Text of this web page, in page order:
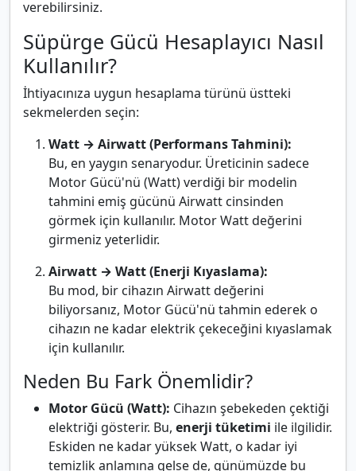
verebilirsiniz.
Süpürge Gücü Hesaplayıcı Nasıl
Kullanılır?
İhtiyacınıza uygun hesaplama türünü üstteki
sekmelerden seçin:
Watt → Airwatt (Performans Tahmini):
Bu, en yaygın senaryodur. Üreticinin sadece
Motor Gücü'nü (Watt) verdiği bir modelin
tahmini emiş gücünü Airwatt cinsinden
görmek için kullanılır. Motor Watt değerini
girmeniz yeterlidir.
Airwatt → Watt (Enerji Kıyaslama):
Bu mod, bir cihazın Airwatt değerini
biliyorsanız, Motor Gücü'nü tahmin ederek o
cihazın ne kadar elektrik çekeceğini kıyaslamak
için kullanılır.
Neden Bu Fark Önemlidir?
Motor Gücü (Watt): Cihazın şebekeden çektiği
elektriği gösterir. Bu, enerji tüketimi ile ilgilidir.
Eskiden ne kadar yüksek Watt, o kadar iyi
temizlik anlamına gelse de, günümüzde bu